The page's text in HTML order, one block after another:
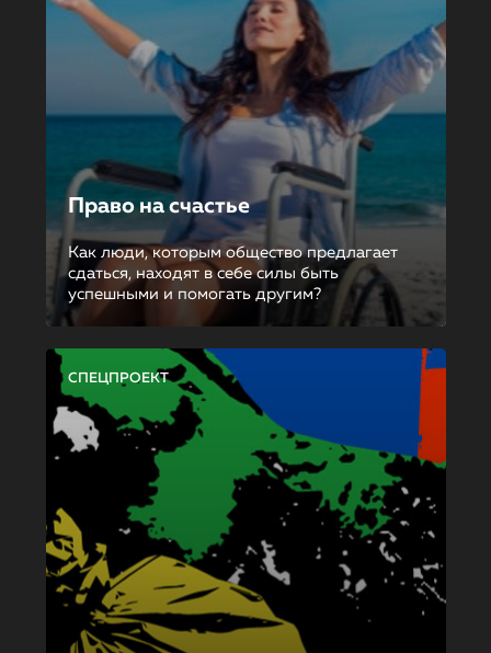
Право на счастье
Как люди, которым общество предлагает
сдаться, находят в себе силы быть
успешными и помогать другим?
СПЕЦПРОЕКТ